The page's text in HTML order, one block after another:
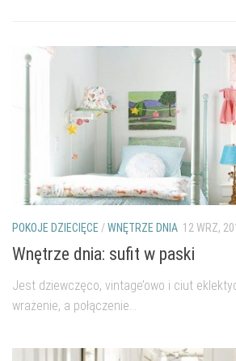
POKOJE DZIECIĘCE /WNĘTRZE DNIA 12 WRZ,
Wnętrze dnia: sufit w paski
Jest dziewczęco, vintage’owo i ciut
wrażenie, a połączenie...